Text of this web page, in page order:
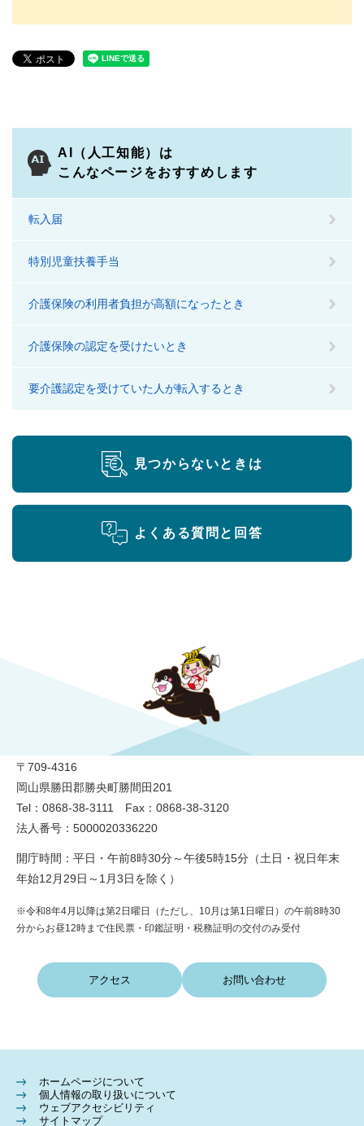
AI（人工知能）は
こんなページをおすすめします
転入届
特別児童扶養手当
介護保険の利用者負担が高額になったとき
介護保険の認定を受けたいとき
要介護認定を受けていた人が転入するとき
見つからないときは
よくある質問と回答
〒709-4316
岡山県勝田郡勝央町勝間田201
Tel：0868-38-3111 Fax：0868-38-3120
法人番号：5000020336220
開庁時間：平日・午前8時30分～午後5時15分（土日・祝日年末
年始12月29日～1月3日を除く）
※令和8年4月以降は第2日曜日（ただし、10月は第1日曜日）の午前8時30
分からお昼12時まで住民票・印鑑証明・税務証明の交付のみ受付
アクセス お問い合わせ
ホームページについて
個人情報の取り扱いについて
ウェブアクセシビリティ
サイトマップ